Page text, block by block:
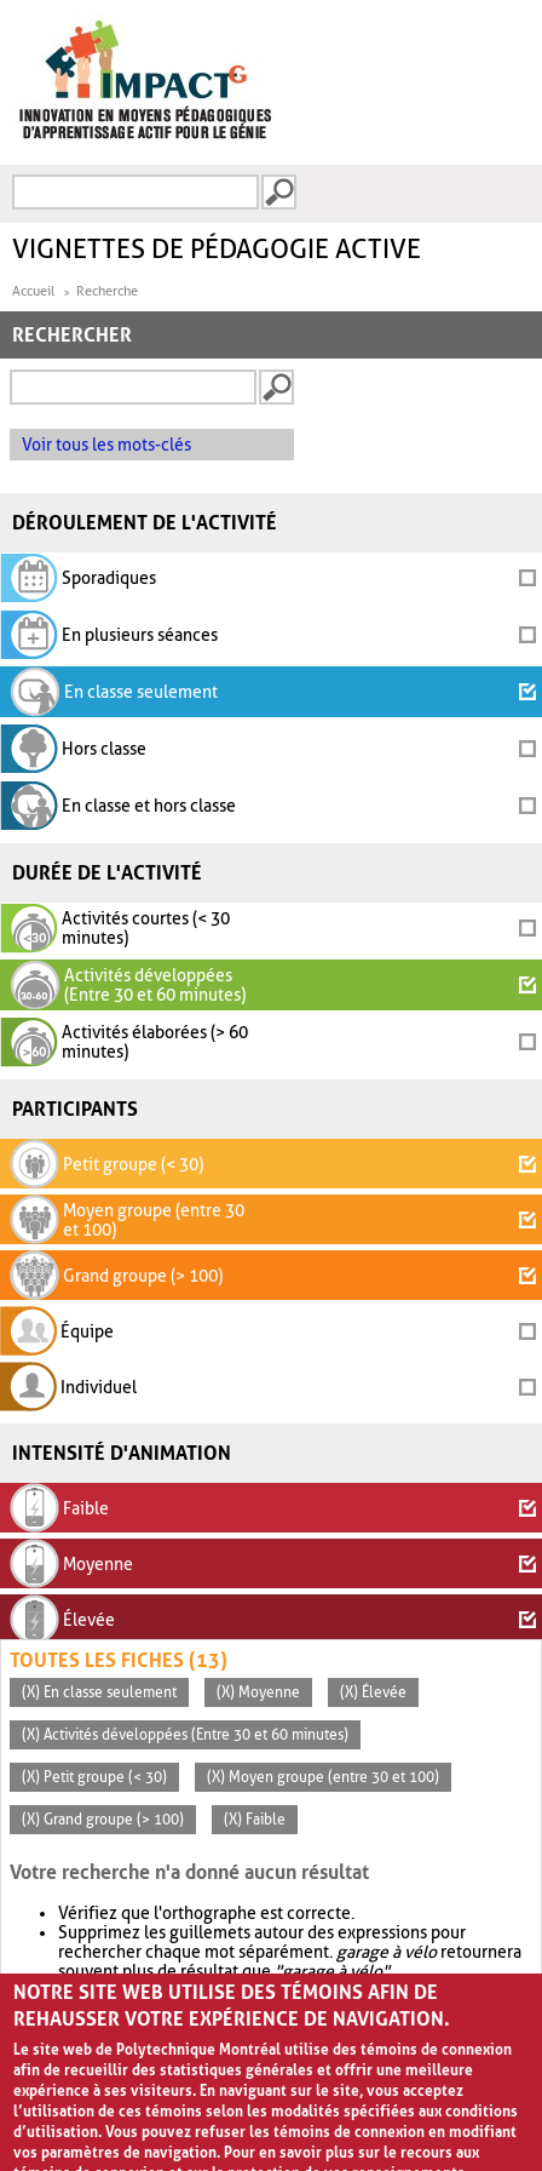
FORMULAIRE DE
VIGNETTES DE PÉDAGOGIE ACTIVE
Accueil Recherche
RECHERCHER
Voir tous les mots-clés
DÉROULEMENT DE L'ACTIVITÉ
Sporadiques
En plusieurs séances
En classe seulement
Hors classe
En classe et hors classe
DURÉE DE L'ACTIVITÉ
Activités courtes (< 30
minutes)
Activités développées
(Entre 30 et 60 minutes)
Activités élaborées (> 60
minutes)
PARTICIPANTS
Petit groupe (< 30)
Moyen groupe (entre 30
et 100)
Grand groupe (> 100)
Équipe
Individuel
INTENSITÉ D'ANIMATION
Faible
Moyenne
Élevée
TOUTES LES FICHES (13)
(X) En classe seulement (X) Moyenne (X) Élevée
(X) Activités développées (Entre 30 et 60 minutes)
(X) Petit groupe (< 30) (X) Moyen groupe (entre 30 et 100)
(X) Grand groupe (> 100) (X) Faible
Votre recherche n'a donné aucun résultat
Vérifiez que l'orthographe est correcte.
Supprimez les guillemets autour des expressions pour
rechercher chaque mot séparément. garage à véloretournera
souvent plus de résultat que"garage à vélo".
Envisagez d'élargir votre recherche avec OR.garage OR vélo
retournera souvent plus de résultat quegarage à vélo
NOTRE SITE WEB UTILISE DES TÉMOINS AFIN DE
REHAUSSER VOTRE EXPÉRIENCE DE NAVIGATION.
Le site web de Polytechnique Montréal utilise des témoins de connexion
afin de recueillir des statistiques générales et offrir une meilleure
expérience à ses visiteurs. En naviguant sur le site, vous acceptez
l’utilisation de ces témoins selon les modalités spécifiées aux conditions
d’utilisation. Vous pouvez refuser les témoins de connexion en modifiant
vos paramètres de navigation. Pour en savoir plus sur le recours aux